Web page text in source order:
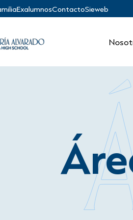
ExalumnosContactoSieweb